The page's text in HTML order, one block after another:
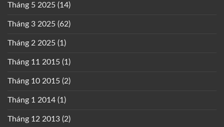
Tháng 5 2025 (14)
Tháng 3 2025 (62)
Tháng 2 2025 (1)
Tháng 11 2015 (1)
Tháng 10 2015 (2)
Tháng 1 2014 (1)
Tháng 12 2013 (2)